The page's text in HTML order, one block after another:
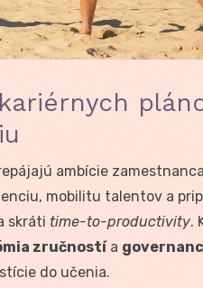
ambície
mobilitu talentov a
skráti time-to-productivity.
zručnostía
do učenia.